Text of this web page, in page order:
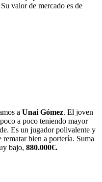
valor de mercado es de
a Unai Gómez. El joven
a poco teniendo mayor
Es un jugador polivalente y
bien a portería. Suma
bajo, 880.000€.